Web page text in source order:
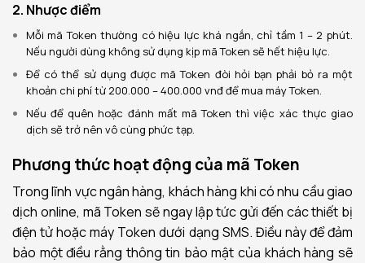
2. Nhược điểm
Mỗi mã Token thường có hiệu lực khá ngắn, chỉ tầm 1 – 2 phút.
Nếu người dùng không sử dụng kịp mã Token sẽ hết hiệu lực.
Để có thể sử dụng được mã Token đòi hỏi bạn phải bỏ ra một
khoản chi phí từ 200.000 – 400.000 vnđ để mua máy Token.
Nếu để quên hoặc đánh mất mã Token thì việc xác thực giao
dịch sẽ trở nên vô cùng phức tạp.
Phương thức hoạt động của mã Token
Trong lĩnh vực ngân hàng, khách hàng khi có nhu cầu giao
dịch online, mã Token sẽ ngay lập tức gửi đến các thiết bị
điện tử hoặc máy Tokendưới dạng SMS. Điều này để đảm
bảo một điều rằng thông tin bảo mật của khách hàng sẽ